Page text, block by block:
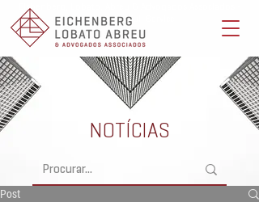
Eichenberg, Lobato, Abreu & Advogados Associados -
Advocacia Full Service
Post
NOTÍCIAS